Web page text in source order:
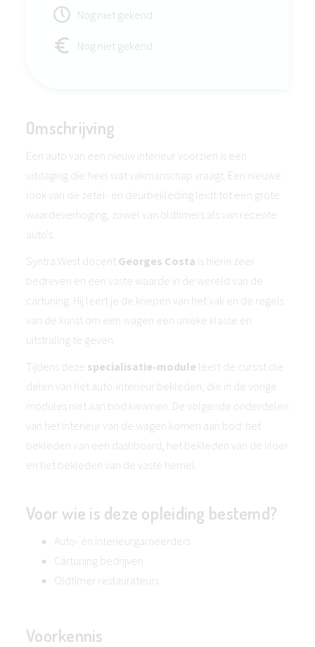
Nog niet gekend
Nog niet gekend
Omschrijving
Een auto van een nieuw interieur voorzien is een
uitdaging die heel wat vakmanschap vraagt. Een nieuwe
look van de zetel- en deurbekleding leidt tot een grote
waardeverhoging, zowel van oldtimers als van recente
auto's.
Syntra West docent Georges Costa is hierin zeer
bedreven en een vaste waarde in de wereld van de
cartuning. Hij leert je de knepen van het vak en de regels
van de kunst om een wagen een unieke klasse en
uitstraling te geven.
Tijdens deze specialisatie-module leert de cursist die
delen van het auto-interieur bekleden, die in de vorige
modules niet aan bod kwamen. De volgende onderdelen
van het interieur van de wagen komen aan bod: het
bekleden van een dashboard, het bekleden van de vloer
en het bekleden van de vaste hemel.
Voor wie is deze opleiding bestemd?
Auto- en interieurgarneerders
Cartuning bedrijven
Oldtimer restaurateurs
Voorkennis